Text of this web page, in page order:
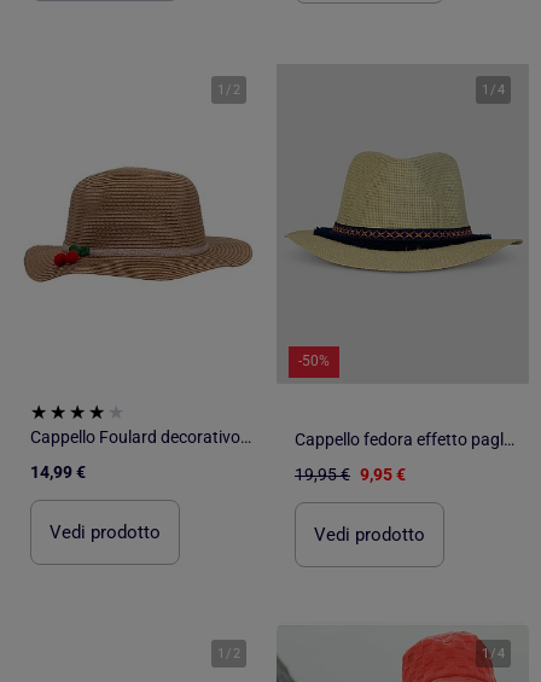
1 / 2
Cappello Foulard decorativo, regolabile intorno alla testa bambina Isotoner
14,99 €
Vedi prodotto
1 /4
-50%
Cappello fedora effetto paglia Kebello
19,95 € 9,95 €
Vedi prodotto
1 / 2 1/4